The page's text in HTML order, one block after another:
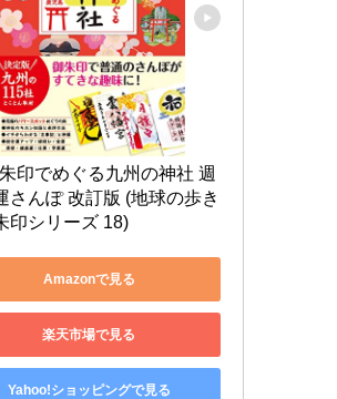
印でめぐる九州の神社 週
さんぽ 改訂版 (地球の歩き
印シリーズ 18)
Amazonで見る
楽天市場で見る
Yahoo!ショッピングで見る